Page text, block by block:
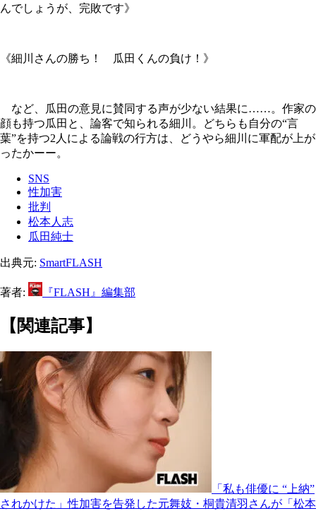
んでしょうが、完敗です》
《細川さんの勝ち！ 瓜田くんの負け！》
など、瓜田の意見に賛同する声が少ない結果に……。作家の
顔も持つ瓜田と、論客で知られる細川。どちらも自分の“言
葉”を持つ2人による論戦の行方は、どうやら細川に軍配が上が
ったかーー。
SNS
性加害
批判
松本人志
瓜田純士
出典元: SmartFLASH
著者: 『FLASH』編集部
【関連記事】
「私も俳優に “上納”
されかけた」性加害を告発した元舞妓・桐貴清羽さんが「松本